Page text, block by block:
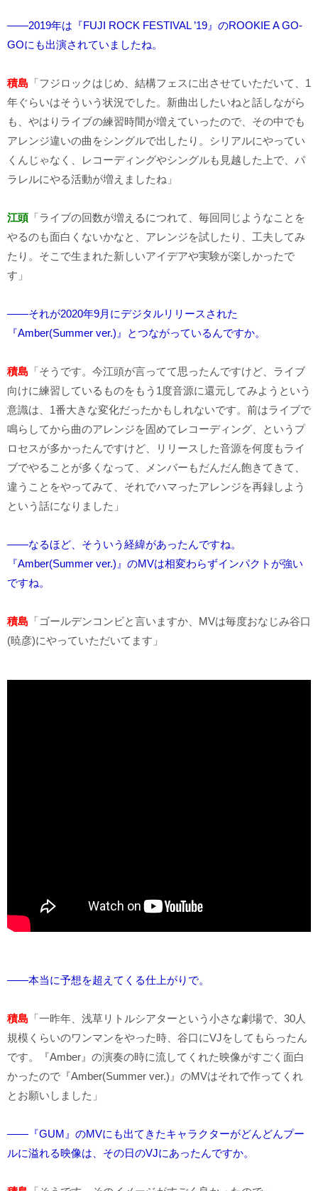
――2019年は『FUJI ROCK FESTIVAL ’19』のROOKIE A GO-
GOにも出演されていましたね。
積島 「フジロックはじめ、結構フェスに出させていただいて、1
年ぐらいはそういう状況でした。新曲出したいねと話しながら
も、やはりライブの練習時間が増えていったので、その中でも
アレンジ違いの曲をシングルで出したり。シリアルにやってい
くんじゃなく、レコーディングやシングルも見越した上で、パ
ラレルにやる活動が増えましたね」
江頭 「ライブの回数が増えるにつれて、毎回同じようなことを
やるのも面白くないかなと、アレンジを試したり、工夫してみ
たり。そこで生まれた新しいアイデアや実験が楽しかったで
す」
――それが2020年9月にデジタルリリースされた
『Amber(Summer ver.)』とつながっているんですか。
積島 「そうです。今江頭が言ってて思ったんですけど、ライブ
向けに練習しているものをもう1度音源に還元してみようという
意識は、1番大きな変化だったかもしれないです。前はライブで
鳴らしてから曲のアレンジを固めてレコーディング、というプ
ロセスが多かったんですけど、リリースした音源を何度もライ
ブでやることが多くなって、メンバーもだんだん飽きてきて、
違うことをやってみて、それでハマったアレンジを再録しよう
という話になりました」
――なるほど、そういう経緯があったんですね。
『Amber(Summer ver.)』のMVは相変わらずインパクトが強い
ですね。
積島 「ゴールデンコンビと言いますか、MVは毎度おなじみ谷口
(暁彦)にやっていただいてます」
――本当に予想を超えてくる仕上がりで。
積島 「一昨年、浅草リトルシアターという小さな劇場で、30人
規模くらいのワンマンをやった時、谷口にVJをしてもらったん
です。『Amber』の演奏の時に流してくれた映像がすごく面白
かったので『Amber(Summer ver.)』のMVはそれで作ってくれ
とお願いしました」
――『GUM』のMVにも出てきたキャラクターがどんどんプー
ルに溢れる映像は、その日のVJにあったんですか。